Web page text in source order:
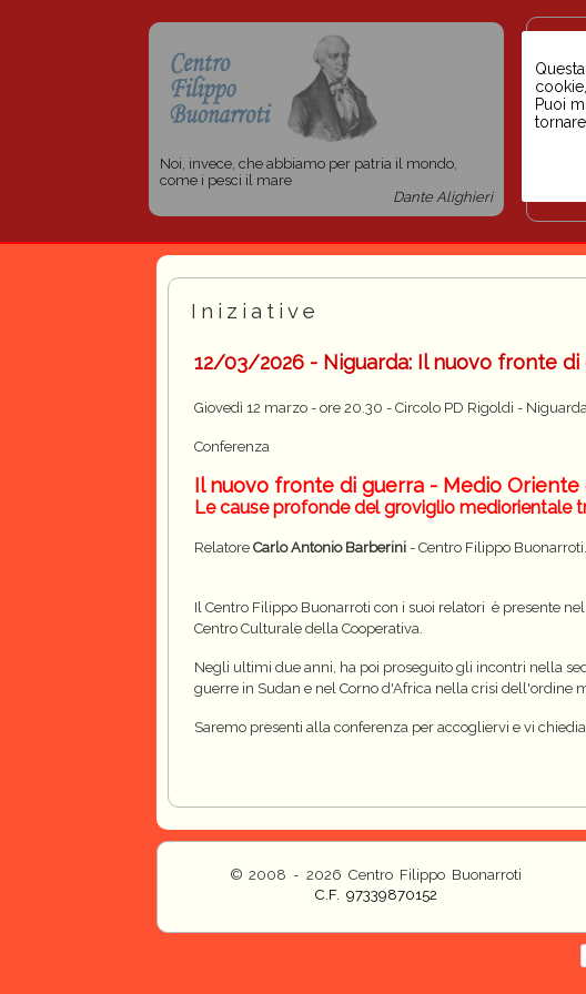
Noi, invece, che abbiamo per patria il mondo,
come i pesci il mare
Dante Alighieri
Puoi
Iniziative
12/03/2026 - Niguarda: Il nuovo fronte
Giovedì 12 marzo - ore 20.30 - Circolo PD Rigoldi -
Conferenza
Il nuovo fronte di guerra - Medio
Le cause profonde del groviglio mediorientale
Relatore Carlo Antonio Barberini - Centro Filippo Buonarroti.
Il Centro Filippo Buonarroti con i suoi relatori è presente
Centro Culturale della Cooperativa.
Negli ultimi due anni, ha poi proseguito gli incontri nella
guerre in Sudan e nel Corno d'Africa nella crisi dell'ordine
Saremo presenti alla conferenza per accogliervi e vi
© 2008 - 2026 Centro Filippo Buonarroti
C.F. 97339870152